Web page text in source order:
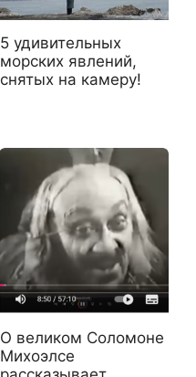
5 удивительных
морских явлений,
снятых на камеру!
О великом Соломоне
Михоэлсе